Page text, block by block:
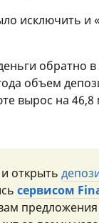
исключить и
обратно
объем
вырос на 46,8
открыть
сервисом